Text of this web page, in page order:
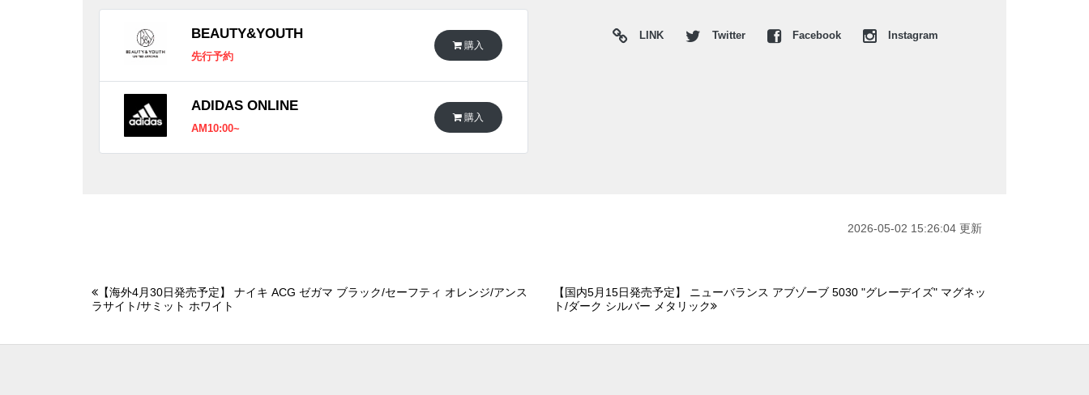
BEAUTY&YOUTH
先行予約
購入
ADIDAS ONLINE
AM10:00~
購入
LINK Twitter Facebook Instagram
2026-05-02 15:26:04 更新
【海外4月30日発売予定】 ナイキ ACG ゼガマ ブラック/セーフティ オレンジ/アンス
ラサイト/サミット ホワイト
【国内5月15日発売予定】 ニューバランス アブゾーブ 5030 "グレーデイズ" マグネッ
ト/ダーク シルバー メタリック